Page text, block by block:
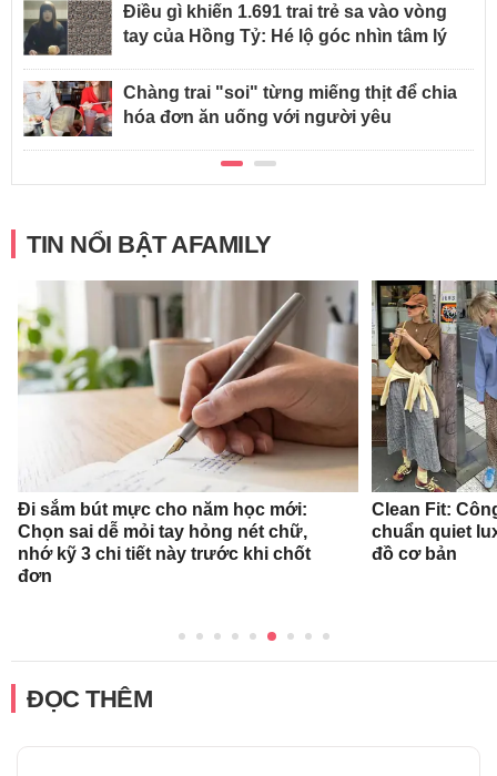
Điều gì khiến 1.691 trai trẻ sa vào vòng
tay của Hồng Tỷ: Hé lộ góc nhìn tâm lý
Chàng trai "soi" từng miếng thịt để chia
hóa đơn ăn uống với người yêu
TIN NỔI BẬT AFAMILY
Đi sắm bút mực cho năm học mới:
Chọn sai dễ mỏi tay hỏng nét chữ,
nhớ kỹ 3 chi tiết này trước khi chốt
đơn
Clean Fit:
chuẩn quiet
đồ cơ bản
ĐỌC THÊM